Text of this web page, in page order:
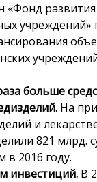
«Фонд развития
учреждений»
больше
На
и
821 млрд.
в 2016 году.
инвестиций. В